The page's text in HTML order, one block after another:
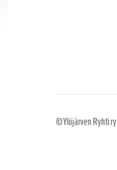
©Ylöjärven Ryhti ry